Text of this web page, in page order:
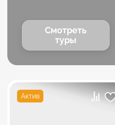
Смотреть
туры
Актив